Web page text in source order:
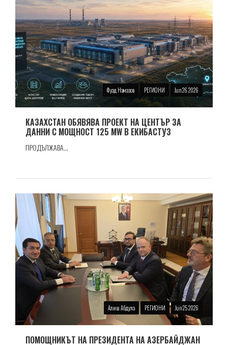
Фуад Намазов РЕГИОНИ Jun 26 2026
КАЗАХСТАН ОБЯВЯВА ПРОЕКТ НА ЦЕНТЪР ЗА
ДАННИ С МОЩНОСТ 125 MW В ЕКИБАСТУЗ
ПРОДЪЛЖАВА...
Алиш Абдула РЕГИОНИ Jun 25 2026
ПОМОЩНИКЪТ НА ПРЕЗИДЕНТА НА АЗЕРБАЙДЖАН